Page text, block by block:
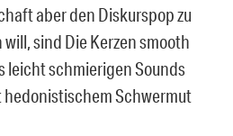
aber den Diskurspop zu
sind Die Kerzen smooth
leicht schmierigen Sounds
Schwermut